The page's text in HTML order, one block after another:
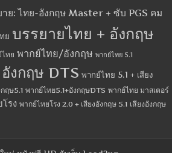
าย: ไทย-อังกฤษ Master + ซับ PGS คม
ย บรรยายไทย + อังกฤษ
ทย พากย์ไทย/อังกฤษ พากย์ไทย 5.1
งกฤษ DTS พากย์ไทย 5.1 + เสียง
ฤษ5.1 พากย์ไทย5.1+อังกฤษDTS พากย์ไทย มาสเตอร์
รง พากย์ไทยโรง 2.0 + เสียงอังกฤษ 5.1 เสียงอังกฤษ